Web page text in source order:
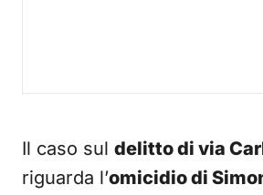
Il caso sul delitto di via
riguarda l’omicidio di